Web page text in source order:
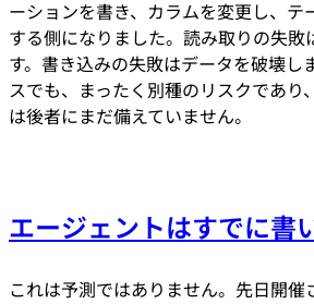
ーションを書き、カラムを変更し、テ
する側になりました。読み取りの失敗
す。書き込みの失敗はデータを破壊し
スでも、まったく別種のリスクであり
は後者にまだ備えていません。
エージェントはすでに書
これは予測ではありません。先日開催